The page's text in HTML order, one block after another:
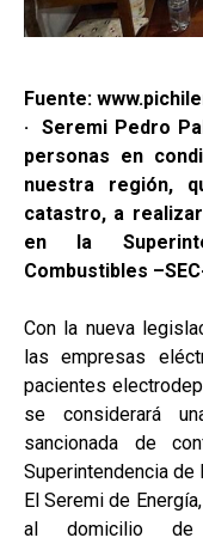
Fuente:
· Seremi Pedro
personas en
nuestra región,
catastro, a
en la
Combustibles
Con la nueva
las empresas
pacientes
se considerará
sancionada de
Superintendencia de
El Seremi de
al domicilio de